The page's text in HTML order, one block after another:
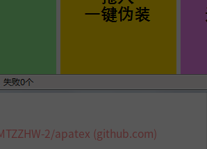
2/apatex (github.com)